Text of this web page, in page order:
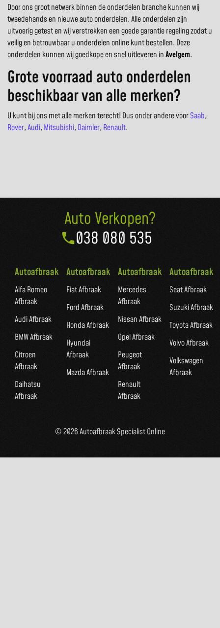
Door ons groot netwerk binnen de onderdelen branche kunnen wij
tweedehands en nieuwe auto onderdelen. Alle onderdelen zijn
uitvoerig getest en wij verstrekken een goede garantie regeling zodat u
veilig en betrouwbaar u onderdelen online kunt bestellen. Deze
onderdelen kunnen wij goedkope en snel uitleveren inAvelgem.
Grote voorraad auto onderdelen
beschikbaar van alle merken?
U kunt bij ons met alle merken terecht! Dus onder andere voorSaab,
Rover,Audi, Mitsubishi, Daimler, Renault.
Auto Verkopen?
038 080 535
Autoafbraak
Alfa Romeo
Afbraak
Audi Afbraak
BMW Afbraak
Citroen
Afbraak
Daihatsu
Afbraak
Autoafbraak
Fiat Afbraak
Ford Afbraak
Honda Afbraak
Hyundai
Afbraak
Mazda Afbraak
Autoafbraak
Mercedes
Afbraak
Nissan Afbraak
Opel Afbraak
Peugeot
Afbraak
Renault
Afbraak
Autoafbraak
Seat Afbraak
Suzuki Afbraak
Toyota Afbraak
Volvo Afbraak
Volkswagen
Afbraak
© 2026 Autoafbraak Specialist Online